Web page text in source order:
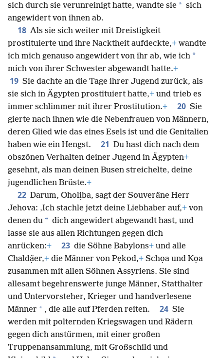
verunreinigten sie mit ihrer Lust * . Und nachdem sie
sich durch sie verunreinigt hatte, wandte sie
angewidert von ihnen ab.
18 Als sie sich weiter mit Dreistigkeit
prostituierte und ihre Nacktheit aufdeckte,+ wandte
ich mich genauso angewidert von ihr ab, wie ich
mich von ihrer Schwester abgewandt hatte.+
19 Sie dachte an die Tage ihrer Jugend zurück, als
sie sich in Ägypten prostituiert hatte,+und trieb es
immer schlimmer mit ihrer Prostitution.+ 20 Sie
gierte nach ihnen wie die Nebenfrauen von Männern,
deren Glied wie das eines Esels ist und die Genitalien
haben wie ein Hengst. 21 Du hast dich nach dem
obszönen Verhalten deiner Jugend in Ägypten+
gesehnt, als man deinen Busen streichelte, deine
jugendlichen Brüste.+
22 Darum, Oholịba, sagt der Souveräne Herr
Jehova: ‚Ich stachle jetzt deine Liebhaber auf,+von
denen du * dich angewidert abgewandt hast, und
lasse sie aus allen Richtungen gegen dich
anrücken:+ 23 die Söhne Babylons+und alle
Chaldạ̈er,+ die Männer von Pẹkod,+Schọa und Kọa
zusammen mit allen Söhnen Assyriens. Sie sind
allesamt begehrenswerte junge Männer, Statthalter
und Untervorsteher, Krieger und handverlesene
Männer * , die alle auf Pferden reiten. 24 Sie
werden mit polternden Kriegswagen und Rädern
gegen dich anstürmen, mit einer großen